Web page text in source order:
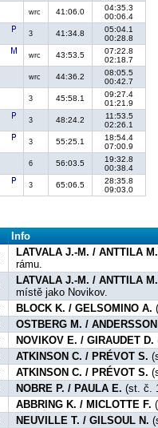
wrc 41:06.0
04:35.3
00:06.4
3 41:34.8
05:04.1
00:28.8
wrc 43:53.5
07:22.8
02:18.7
wrc 44:36.2
08:05.5
00:42.7
3 45:58.1
09:27.4
01:21.9
3 48:24.2
11:53.5
02:26.1
3 55:25.1
18:54.4
07:00.9
6 56:03.5
19:32.8
00:38.4
3 65:06.5
28:35.8
09:03.0
Info
LATVALA J.-M. / ANTTILA M.
rámu.
LATVALA J.-M. / ANTTILA M.
místě jako Novikov.
BLOCK K. / GELSOMINO A.
OSTBERG M. /
NOVIKOV E. / GIRAUDET D.
ATKINSON C. / PRÉVOT S.
ATKINSON C. / PRÉVOT S.
NOBRE P. / PAULA E. (st. č.
ABBRING K. / MICLOTTE F.
NEUVILLE T. / GILSOUL N.